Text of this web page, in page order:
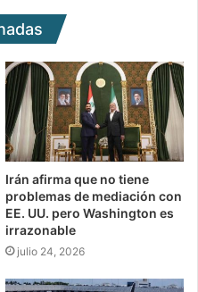
Irán afirma que no tiene
problemas de mediación con
EE. UU. pero Washington es
irrazonable
julio 24, 2026